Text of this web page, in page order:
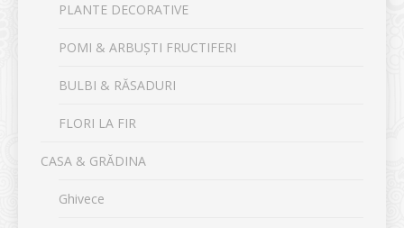
PLANTE DECORATIVE
POMI & ARBUȘTI FRUCTIFERI
BULBI & RĂSADURI
FLORI LA FIR
CASA & GRĂDINA
Ghivece